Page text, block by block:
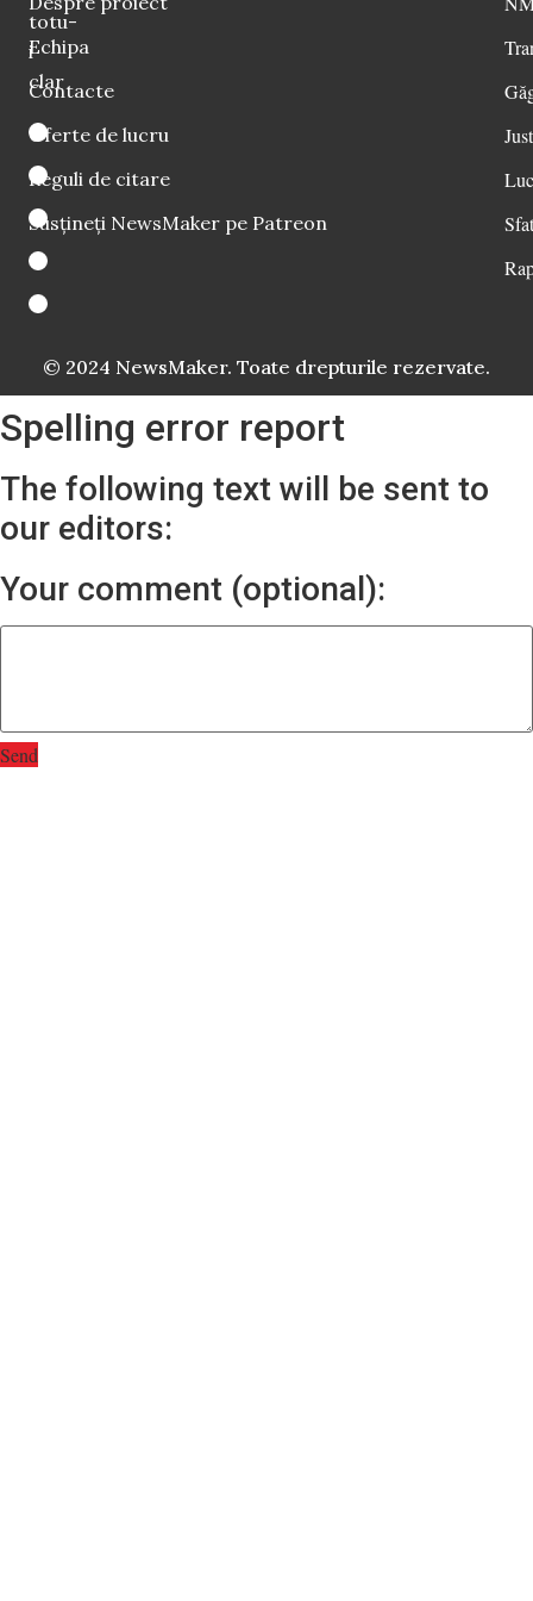
totu-
i
clar
Echipa
Contacte
Oferte de lucru
Reguli de citare
Susțineți NewsMaker pe Patreon
© 2024 NewsMaker. Toate drepturile rezervate.
Spelling error report
The following text will be sent to
our editors:
Your comment (optional):
Send